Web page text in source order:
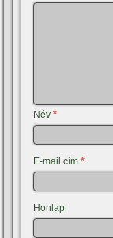
Név*
E-mail cím*
Honlap